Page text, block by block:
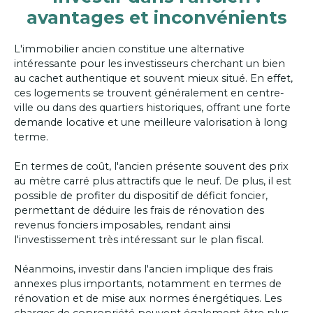
avantages et inconvénients
L'immobilier ancien constitue une alternative
intéressante pour les investisseurs cherchant un bien
au cachet authentique et souvent mieux situé. En effet,
ces logements se trouvent généralement en centre-
ville ou dans des quartiers historiques, offrant une forte
demande locative et une meilleure valorisation à long
terme.
En termes de coût, l'ancien présente souvent des prix
au mètre carré plus attractifs que le neuf. De plus, il est
possible de profiter du dispositif de déficit foncier,
permettant de déduire les frais de rénovation des
revenus fonciers imposables, rendant ainsi
l'investissement très intéressant sur le plan fiscal.
Néanmoins, investir dans l'ancien implique des frais
annexes plus importants, notamment en termes de
rénovation et de mise aux normes énergétiques. Les